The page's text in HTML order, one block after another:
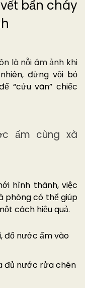
bẩn cháy
là nỗi ám ảnh khi
đừng vội bỏ
“cứu vãn” chiếc
ấm cùng xà
hình thành, việc
phòng có thể giúp
cách hiệu quả.
đổ nước ấm vào
đủ nước rửa chén